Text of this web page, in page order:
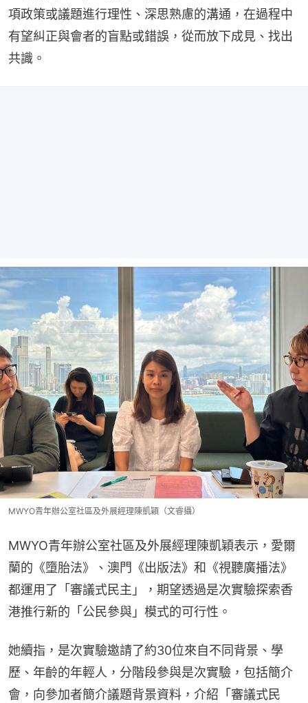
項政策或議題進行理性、深思熟慮的溝通，在過程中
有望糾正與會者的盲點或錯誤，從而放下成見、找出
共識。
MWYO青年辦公室社區及外展經理陳凱穎（文睿攝）
MWYO青年辦公室社區及外展經理陳凱穎表示，愛爾
蘭的《墮胎法》、澳門《出版法》和《視聽廣播法》
都運用了「審議式民主」，期望透過是次實驗探索香
港推行新的「公民參與」模式的可行性。
她續指，是次實驗邀請了約30位來自不同背景、學
歷、年齡的年輕人，分階段參與是次實驗，包括簡介
會，向參加者簡介議題背景資料，介紹「審議式民